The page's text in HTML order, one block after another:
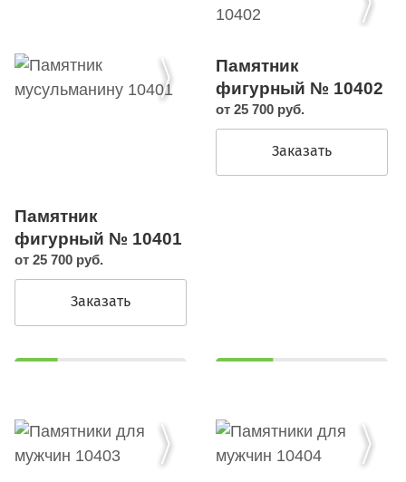
Памятник
фигурный № 10401
от 25 700 руб.
Заказать
Памятник
фигурный № 10402
от 25 700 руб.
Заказать